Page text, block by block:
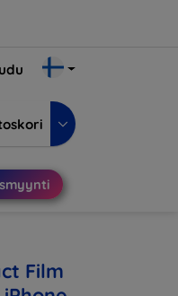
Film